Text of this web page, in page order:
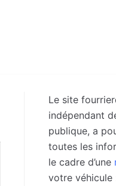
Le site
indépendant
publique, a
toutes les
le cadre d’une
votre véhicule